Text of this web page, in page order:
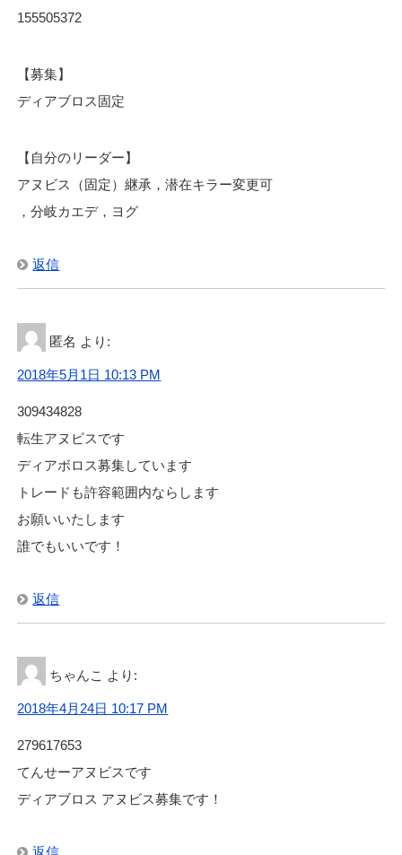
155505372
【募集】
ディアブロス固定
【自分のリーダー】
アヌビス（固定）継承，潜在キラー変更可
，分岐カエデ，ヨグ
返信
匿名 より:
2018年5月1日 10:13 PM
309434828
転生アヌビスです
ディアボロス募集しています
トレードも許容範囲内ならします
お願いいたします
誰でもいいです！
返信
ちゃんこ より:
2018年4月24日 10:17 PM
279617653
てんせーアヌビスです
ディアブロス アヌビス募集です！